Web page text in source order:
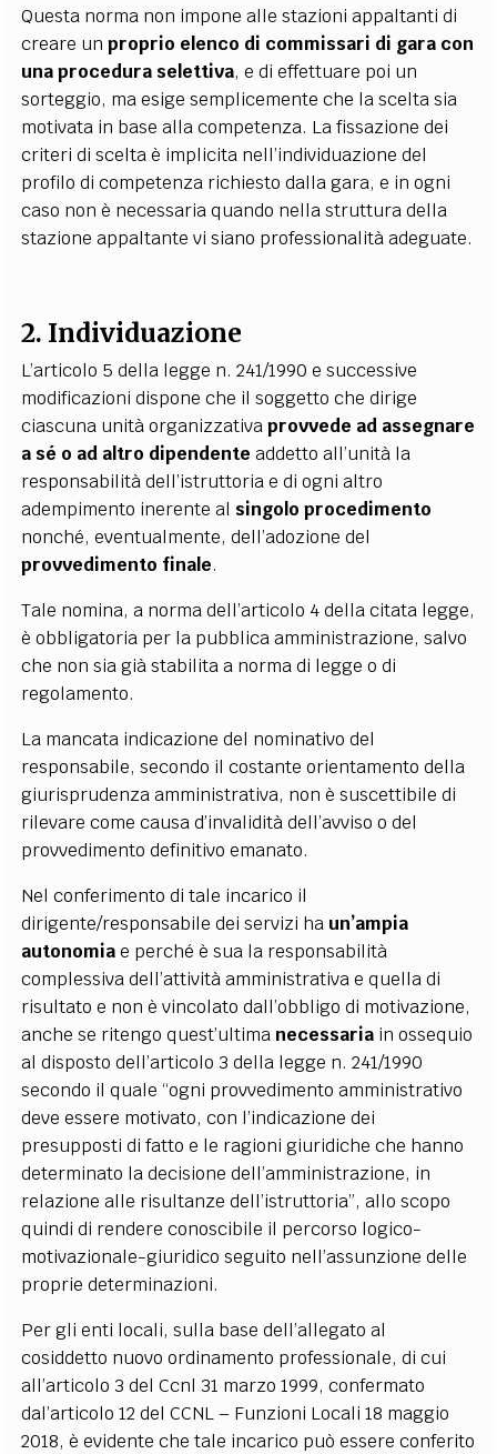
Questa norma non impone alle stazioni appaltanti di
creare unproprio elenco di commissari di gara con
una procedura selettiva, e di effettuare poi un
sorteggio, ma esige semplicemente che la scelta sia
motivata in base alla competenza. La fissazione dei
criteri di scelta è implicita nell’individuazione del
profilo di competenza richiesto dalla gara, e in ogni
caso non è necessaria quando nella struttura della
stazione appaltante vi siano professionalità adeguate.
2. Individuazione
L’articolo 5 della legge n. 241/1990 e successive
modificazioni dispone che il soggetto che dirige
ciascuna unità organizzativaprovvede ad assegnare
a sé o ad altro dipendente addetto all’unità la
responsabilità dell’istruttoria e di ogni altro
adempimento inerente al singolo procedimento
nonché, eventualmente, dell’adozione del
provvedimento finale.
Tale nomina, a norma dell’articolo 4 della citata legge,
è obbligatoria per la pubblica amministrazione, salvo
che non sia già stabilita a norma di legge o di
regolamento.
La mancata indicazione del nominativo del
responsabile, secondo il costante orientamento della
giurisprudenza amministrativa, non è suscettibile di
rilevare come causa d’invalidità dell’avviso o del
provvedimento definitivo emanato.
Nel conferimento di tale incarico il
dirigente/responsabile dei servizi ha un’ampia
autonomiae perché è sua la responsabilità
complessiva dell’attività amministrativa e quella di
risultato e non è vincolato dall’obbligo di motivazione,
anche se ritengo quest’ultima necessaria in ossequio
al disposto dell’articolo 3 della legge n. 241/1990
secondo il quale “ogni provvedimento amministrativo
deve essere motivato, con l’indicazione dei
presupposti di fatto e le ragioni giuridiche che hanno
determinato la decisione dell’amministrazione, in
relazione alle risultanze dell’istruttoria”, allo scopo
quindi di rendere conoscibile il percorso logico-
motivazionale-giuridico seguito nell’assunzione delle
proprie determinazioni.
Per gli enti locali, sulla base dell’allegato al
cosiddetto nuovo ordinamento professionale, di cui
all’articolo 3 del Ccnl 31 marzo 1999, confermato
dal’articolo 12 del CCNL – Funzioni Locali 18 maggio
2018, è evidente che tale incarico può essere conferito